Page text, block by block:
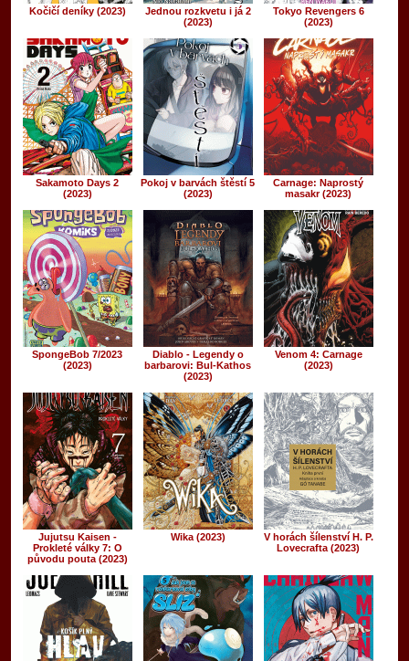
Kočičí deníky (2023)
Jednou rozkvetu i já 2
(2023)
Tokyo Revengers 6
(2023)
Sakamoto Days 2
(2023)
Pokoj v barvách štěstí 5
(2023)
Carnage: Naprostý
masakr (2023)
SpongeBob 7/2023
(2023)
Diablo - Legendy o
barbarovi: Bul-Kathos
(2023)
Venom 4: Carnage
(2023)
Jujutsu Kaisen -
Prokleté války 7: O
původu pouta (2023)
Wika (2023)
V horách šílenství H. P.
Lovecrafta (2023)